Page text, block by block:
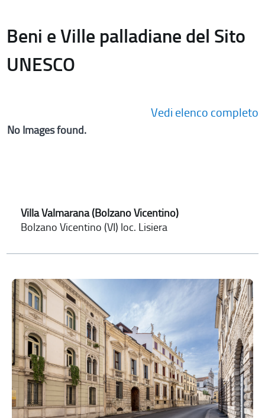
Beni e Ville palladiane del Sito
UNESCO
Vedi elenco completo
No Images found.
Villa Valmarana (Bolzano Vicentino)
Bolzano Vicentino (VI) loc. Lisiera